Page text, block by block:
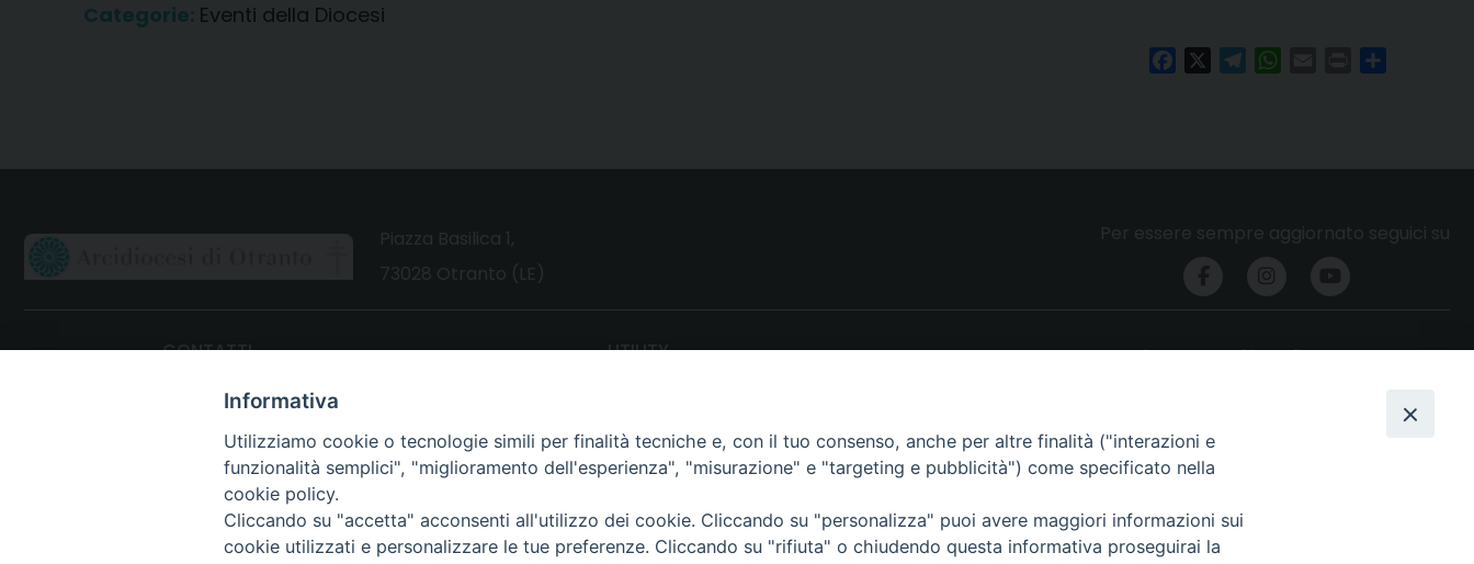
Categorie: Eventi della Diocesi
FacebookTelegramWhatsAppPrint
CONTATTI
Webmail Uffici
Webmail Parrocchie
UTILITY
Altri articoli
Notizie nazionali
Download
Amministrazione Trasparente
Privacy e cookie policy
Informativa
Utilizziamo cookie o tecnologie simili per finalità tecniche e, con il tuo consenso, anche per altre finalità ("interazioni e
funzionalità semplici", "miglioramento dell'esperienza", "misurazione" e "targeting e pubblicità") come specificato nella
cookie policy.
Cliccando su "accetta" acconsenti all'utilizzo dei cookie. Cliccando su "personalizza" puoi avere maggiori informazioni sui
cookie utilizzati e personalizzare le tue preferenze. Cliccando su "rifiuta" o chiudendo questa informativa proseguirai la